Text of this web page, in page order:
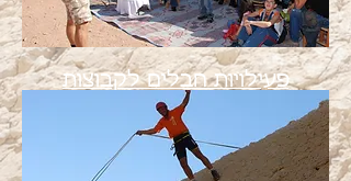
פעילויות חבלים לקבוצות